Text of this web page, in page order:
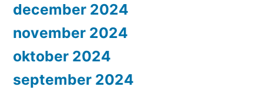
december 2024
november 2024
oktober 2024
september 2024